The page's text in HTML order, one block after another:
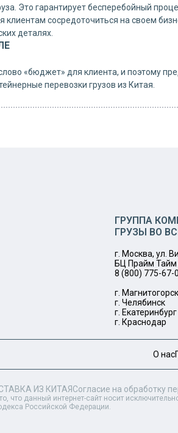
Это гарантирует бесперебойный
клиентам сосредоточиться на своем
деталях.
«бюджет» для клиента, и поэтому
перевозки грузов из Китая.
ГРУППА
ГРУЗЫ ВО
г. Москва, ул.
БЦ Прайм Тайм
8 (800) 775-67-
г.
г. Челябинск
г. Екатеринбург
г. Краснодар
О нас
ИЗ КИТАЯСогласие на обработку
что данный интернет-сайт носит
Российской Федерации.